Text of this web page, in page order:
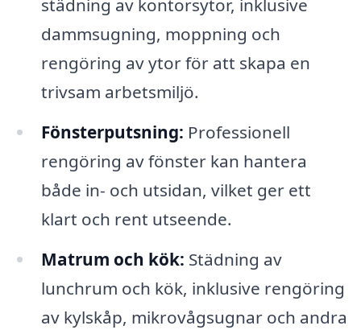
städning av kontorsytor, inklusive
dammsugning, moppning och
rengöring av ytor för att skapa en
trivsam arbetsmiljö.
Fönsterputsning: Professionell
rengöring av fönster kan hantera
både in- och utsidan, vilket ger ett
klart och rent utseende.
Matrum och kök: Städning av
lunchrum och kök, inklusive rengöring
av kylskåp, mikrovågsugnar och andra